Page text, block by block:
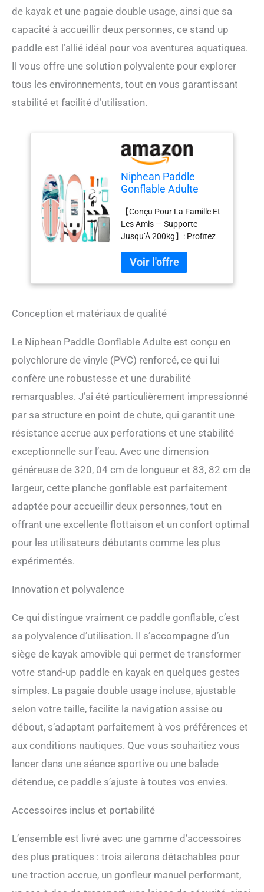
de kayak et une pagaie double usage, ainsi que sa
capacité à accueillir deux personnes, ce stand up
paddle est l’allié idéal pour vos aventures aquatiques.
Il vous offre une solution polyvalente pour explorer
tous les environnements, tout en vous garantissant
stabilité et facilité d’utilisation.
Niphean Paddle
Gonflable Adulte
Accessoires, 320cm
Planches de Stand
Up Paddle Gonflables
pour Tous Les
Niveaux, Sup avec
Capacité 200 kg pour
2 Personnes, Paddle
【Conçu Pour La Famille Et
Les Amis — Supporte
Jusqu’À 200kg】: Profitez
toute confiance. Le paddle
gonflable adulte Niphean
supporte jusqu’à 200kg, ce
sorties en famille, les
balades entre amis, ou
même pour emmener votre
animal de compagnie.
Conçu pour convenir à un
large éventail d’adultes, le
paddle Niphean offre une
plateforme spacieuse et
stable, rendant la pratique à
plusieurs facile et agréable.
【Construction Premium
Durable】: Conçu pour
durer, le paddle gonflable
adulte 200kg 2 personnes
Niphean est fabriqué avec
des matériaux renforcés de
meilleures performances
up paddle gonflable
solidité et ses performances
dans le temps, assurant
adultes comme les
adolescents. Idéal comme
homme. 【Glisse Fluide —
Système D’Aileron Breveté
Optimale】: L’aileron
StabilTrac des planches de
Niphean améliore la tenue
de cap, réduit les
chutes. Cette conception
tout en offrant une glisse
fluide et un contrôle précis
rivières et zones côtières.
Conception et matériaux de qualité
Le Niphean Paddle Gonflable Adulte est conçu en
polychlorure de vinyle (PVC) renforcé, ce qui lui
confère une robustesse et une durabilité
remarquables. J’ai été particulièrement impressionné
par sa structure en point de chute, qui garantit une
résistance accrue aux perforations et une stabilité
exceptionnelle sur l’eau. Avec une dimension
généreuse de 320, 04 cm de longueur et 83, 82 cm de
largeur, cette planche gonflable est parfaitement
adaptée pour accueillir deux personnes, tout en
offrant une excellente flottaison et un confort optimal
pour les utilisateurs débutants comme les plus
expérimentés.
Innovation et polyvalence
Ce qui distingue vraiment ce paddle gonflable, c’est
sa polyvalence d’utilisation. Il s’accompagne d’un
siège de kayak amovible qui permet de transformer
votre stand-up paddle en kayak en quelques gestes
simples. La pagaie double usage incluse, ajustable
selon votre taille, facilite la navigation assise ou
débout, s’adaptant parfaitement à vos préférences et
aux conditions nautiques. Que vous souhaitiez vous
lancer dans une séance sportive ou une balade
détendue, ce paddle s’ajuste à toutes vos envies.
Accessoires inclus et portabilité
L’ensemble est livré avec une gamme d’accessoires
des plus pratiques : trois ailerons détachables pour
une traction accrue, un gonfleur manuel performant,